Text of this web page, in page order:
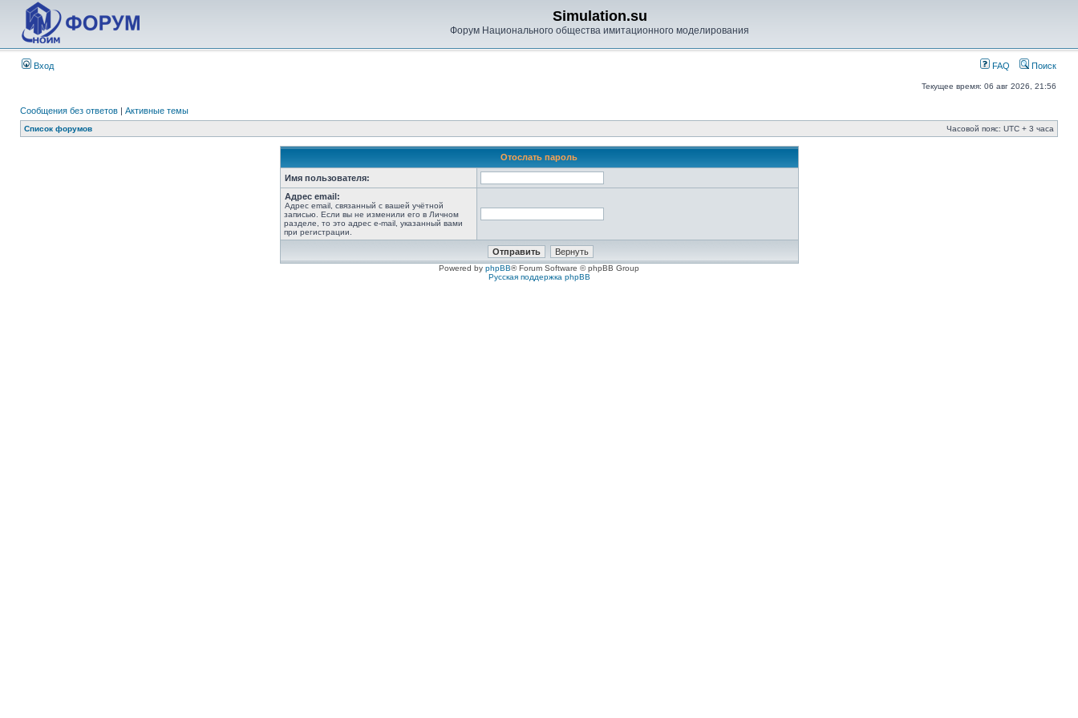
Simulation.su
Форум Национального общества имитационного моделирования
Вход FAQ Поиск
Текущее время: 06 авг 2026, 21:56
Сообщения без ответов | Активные темы
Список форумов Часовой пояс: UTC + 3 часа
Отослать пароль
Имя пользователя:
Адрес email:
Адрес email, связанный с вашей учётной
записью. Если вы не изменили его в Личном
разделе, то это адрес e-mail, указанный вами
при регистрации.
Powered by phpBB® Forum Software © phpBB Group
Русская поддержка phpBB